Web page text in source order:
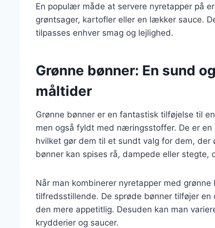
En populær måde at servere nyretapper på
grøntsager, kartofler eller en lækker sauce.
tilpasses enhver smag og lejlighed.
Grønne bønner: En sund
måltider
Grønne bønner er en fantastisk tilføjelse til
men også fyldt med næringsstoffer. De er
hvilket gør dem til et sundt valg for dem,
bønner kan spises rå, dampede eller stegte,
Når man kombinerer nyretapper med
tilfredsstillende. De sprøde bønner tilføjer
den mere appetitlig. Desuden kan man
krydderier og saucer.